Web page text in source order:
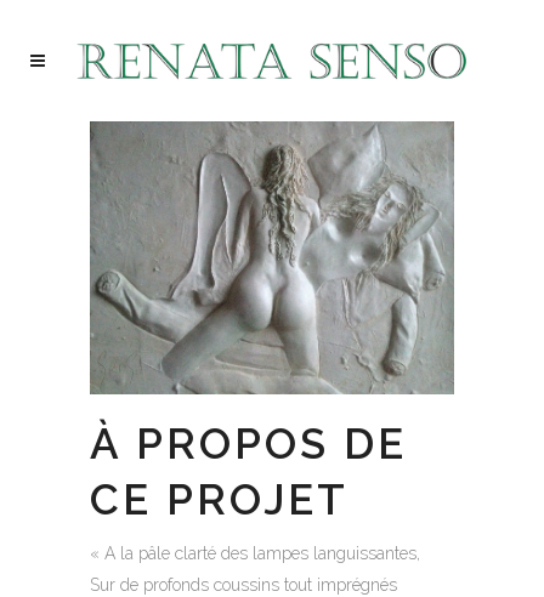
À PROPOS DE
CE PROJET
« A la pâle clarté des lampes languissantes,
Sur de profonds coussins tout imprégnés